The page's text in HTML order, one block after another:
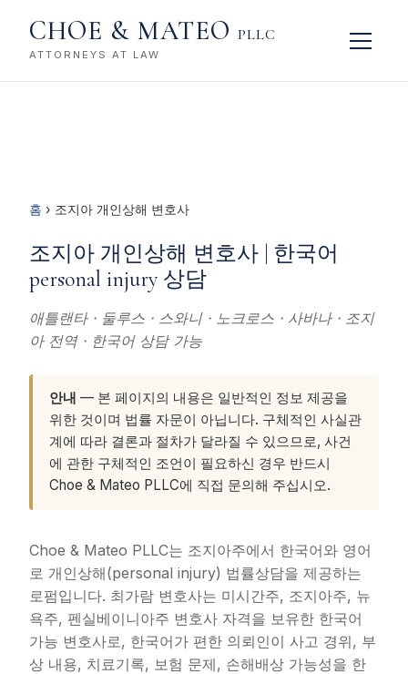
CHOE & MATEO PLLC
ATTORNEYS AT LAW
홈 › 조지아 개인상해 변호사
조지아 개인상해 변호사 | 한국어
personal injury 상담
애틀랜타 · 둘루스 · 스와니 · 노크로스 · 사바나 · 조지
아 전역 · 한국어 상담 가능
안내 — 본 페이지의 내용은 일반적인 정보 제공을
위한 것이며 법률 자문이 아닙니다. 구체적인 사실관
계에 따라 결론과 절차가 달라질 수 있으므로, 사건
에 관한 구체적인 조언이 필요하신 경우 반드시
Choe & Mateo PLLC에 직접 문의해 주십시오.
Choe & Mateo PLLC는 조지아주에서 한국어와 영어
로 개인상해(personal injury) 법률상담을 제공하는
로펌입니다. 최가람 변호사는 미시간주, 조지아주, 뉴
욕주, 펜실베이니아주 변호사 자격을 보유한 한국어
가능 변호사로, 한국어가 편한 의뢰인이 사고 경위, 부
상 내용, 치료기록, 보험 문제, 손해배상 가능성을 한